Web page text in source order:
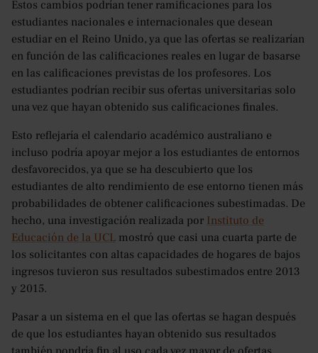
Estos cambios podrían tener ramificaciones para los
estudiantes nacionales e internacionales que desean
estudiar en el Reino Unido, ya que las ofertas se realizarían
en función de las calificaciones reales en lugar de basarse
en las calificaciones previstas de los profesores. Los
estudiantes podrían recibir sus ofertas universitarias solo
una vez que hayan obtenido sus calificaciones finales.
Esto reflejaría el calendario académico australiano e
incluso podría apoyar mejor a los estudiantes de entornos
desfavorecidos, ya que se ha descubierto que los
estudiantes de alto rendimiento de ese entorno tienen más
probabilidades de obtener calificaciones subestimadas. De
hecho, una investigación realizada por Instituto de
Educación de la UCL mostró que casi una cuarta parte de
los solicitantes con altas capacidades de hogares de bajos
ingresos tuvieron sus resultados subestimados entre 2013
y 2015.
Pasar a un sistema en el que las ofertas se hagan después
de que los estudiantes hayan obtenido sus resultados